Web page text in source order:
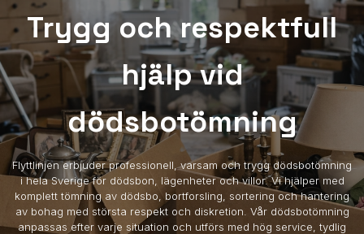
Trygg och respektfull
hjälp vid
dödsbotömning
Flyttlinjen erbjuder professionell, varsam och trygg dödsbotömning
i hela Sverige för dödsbon, lägenheter och villor. Vi hjälper med
komplett tömning av dödsbo, bortforsling, sortering och hantering
av bohag med största respekt och diskretion. Vår dödsbotömning
anpassas efter varje situation och utförs med hög service, tydlig